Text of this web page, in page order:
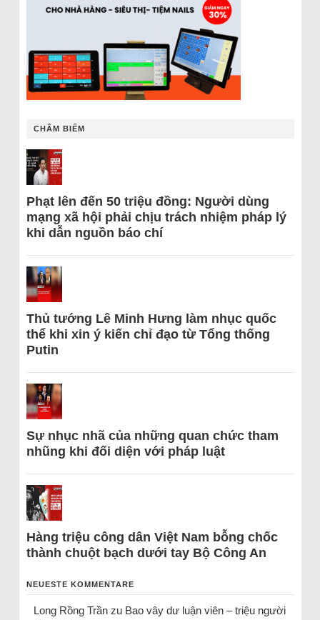
CHÂM BIẾM
Phạt lên đến 50 triệu đồng: Người dùng
mạng xã hội phải chịu trách nhiệm pháp lý
khi dẫn nguồn báo chí
Thủ tướng Lê Minh Hưng làm nhục quốc
thể khi xin ý kiến chỉ đạo từ Tổng thống
Putin
Sự nhục nhã của những quan chức tham
nhũng khi đối diện với pháp luật
Hàng triệu công dân Việt Nam bỗng chốc
thành chuột bạch dưới tay Bộ Công An
NEUESTE KOMMENTARE
Long Rồng Trầnzu Bao vây dư luận viên – triệu người